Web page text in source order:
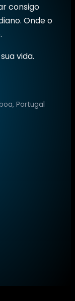
consigo
Onde o
vida.
Portugal